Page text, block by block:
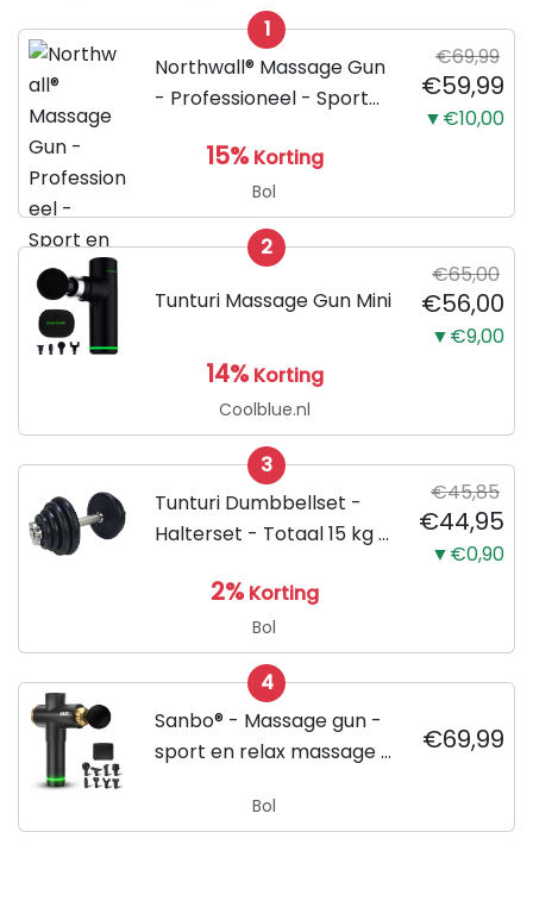
1
Northwall® Massage Gun
- Professioneel - Sport
€69,99
€59,99
▼€10,00
15% Korting
Bol
2
Tunturi Massage Gun Mini
€65,00
€56,00
▼€9,00
14% Korting
Coolblue.nl
3
Tunturi Dumbbellset -
Halterset - Totaal 15 kg -
€45,85
€44,95
▼€0,90
2% Korting
Bol
4
Sanbo® - Massage gun -
sport en relax massage -
Koffer - inclusief APP
€69,99
Bol